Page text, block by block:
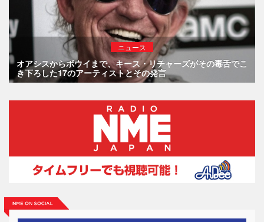
ニュース
オアシスからボウイまで、キース・リチャーズがその毒舌でこ
き下ろした17のアーティストとその発言